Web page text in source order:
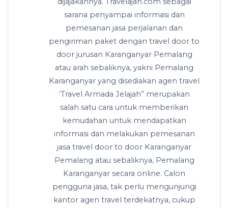
sarana penyampai informasi dan
pemesanan jasa perjalanan dan
pengiriman paket dengan travel door to
door jurusan Karanganyar Pemalang
atau arah sebaliknya, yakni Pemalang
Karanganyar yang disediakan agen travel
‘Travel Armada Jelajah” merupakan
salah satu cara untuk memberikan
kemudahan untuk mendapatkan
informasi dan melakukan pemesanan
jasa travel door to door Karanganyar
Pemalang atau sebaliknya, Pemalang
Karanganyar secara online. Calon
pengguna jasa, tak perlu mengunjungi
kantor agen travel terdekatnya, cukup